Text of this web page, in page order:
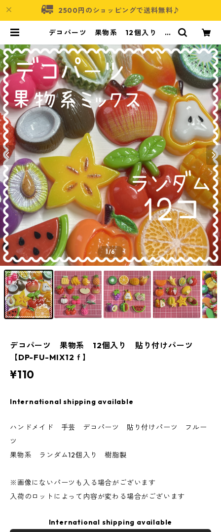
2500円のショッピングで送料無料♪
デコパーツ 果物系 12個入り 貼
| アクセサリーパーツショップ・可
愛いハンドメイドパーツ通販 | ネム
ネコ
1/6
デコパーツ 果物系 12個入り 貼り付けパーツ
【DP-FU-MIX12ｆ】
¥110
International shipping available
ハンドメイド 手芸 デコパーツ 貼り付けパーツ フルー
ツ
果物系 ランダム12個入り 樹脂製
※画像にないパーツも入る場合がございます
入荷のロットによって内容が変わる場合がございます
International shipping available